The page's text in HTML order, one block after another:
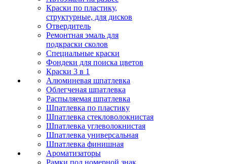
Краски по пластику,
структурные, для дисков
Отвердитель
Ремонтная эмаль для
подкраски сколов
Специальные краски
Фондеки для поиска цветов
Краски 3 в 1
Алюминевая шпатлевка
Облегченая шпатлевка
Распыляемая шпатлевка
Шпатлевка по пластику
Шпатлевка стекловолокнистая
Шпатлевка углеволокнистая
Шпатлевка универсальная
Шпатлевка финишная
Ароматизаторы
Рамки под номерной знак